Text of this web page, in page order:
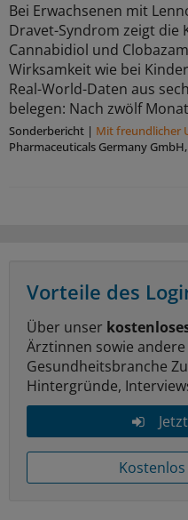
Bei Erwachsenen mit
Dravet-Syndrom zeigt
Cannabidiol und
Wirksamkeit wie bei
Real-World-Daten aus
belegen: Nach zwölf
Sonderbericht | Mit freundlicher
Pharmaceuticals Germany
Vorteile des
Über unser
Ärztinnen sowie
Gesundheitsbranche
Hintergründe,